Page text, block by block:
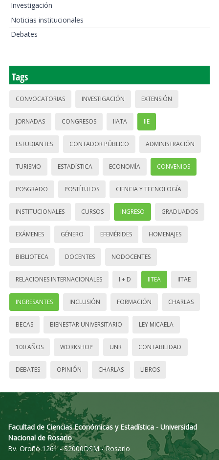
Investigación
Noticias institucionales
Debates
Tags
CONVOCATORIAS INVESTIGACIÓN EXTENSIÓN
JORNADAS CONGRESOS IIATA IIE
ESTUDIANTES CONTADOR PÚBLICO ADMINISTRACIÓN
TURISMO ESTADÍSTICA ECONOMÍA CONVENIOS
POSGRADO POSTÍTULOS CIENCIA Y TECNOLOGÍA
INSTITUCIONALES CURSOS INGRESO GRADUADOS
EXÁMENES GÉNERO EFEMÉRIDES HOMENAJES
BIBLIOTECA DOCENTES NODOCENTES
RELACIONES INTERNACIONALES I + D IITEA IITAE
INGRESANTES INCLUSIÓN FORMACIÓN CHARLAS
BECAS BIENESTAR UNIVERSITARIO LEY MICAELA
100 AÑOS WORKSHOP UNR CONTABILIDAD
DEBATES OPINIÓN CHARLAS LIBROS
Facultad de Ciencias Económicas y Estadística - Universidad
Nacional de Rosario
Bv. Oroño 1261 - S2000DSM - Rosario